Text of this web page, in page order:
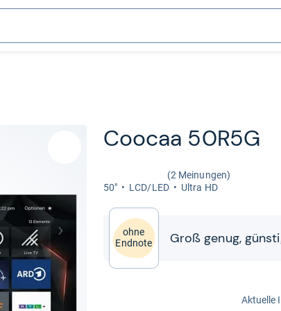
Coo­caa 50R5G
(2 Meinungen)
50"
LCD/LED Ultra HD
ohne
Endnote
Groß genug,
Aktuelle